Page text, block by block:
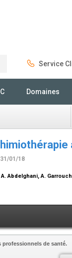
Service
Domaines
01/18
Abdelghani, A.
professionnels de santé.